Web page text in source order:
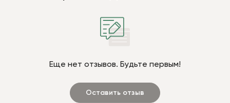
Еще нет отзывов. Будьте первым!
Оставить отзыв